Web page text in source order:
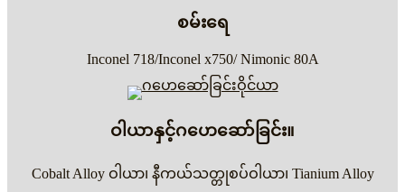
စမ်းရေ
Inconel 718/Inconel x750/ Nimonic 80A
ဝါယာနှင့်ဂဟေဆော်ခြင်း။
Cobalt Alloy ဝါယာ၊ နီကယ်သတ္တုစပ်ဝါယာ၊ Tianium Alloy